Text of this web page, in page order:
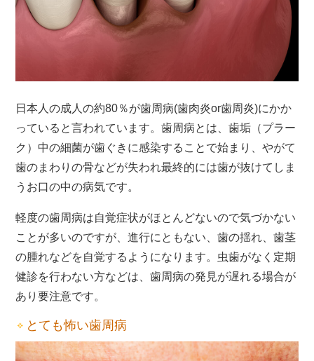
日本人の成人の約80％が歯周病(歯肉炎or歯周炎)にかか
っていると言われています。歯周病とは、歯垢（プラー
ク）中の細菌が歯ぐきに感染することで始まり、やがて
歯のまわりの骨などが失われ最終的には歯が抜けてしま
うお口の中の病気です。
軽度の歯周病は自覚症状がほとんどないので気づかない
ことが多いのですが、進行にともない、歯の揺れ、歯茎
の腫れなどを自覚するようになります。虫歯がなく定期
健診を行わない方などは、歯周病の発見が遅れる場合が
あり要注意です。
とても怖い歯周病